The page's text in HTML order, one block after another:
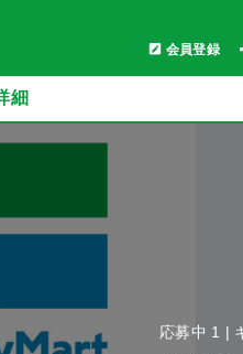
会員登録
細
応募中 1 |